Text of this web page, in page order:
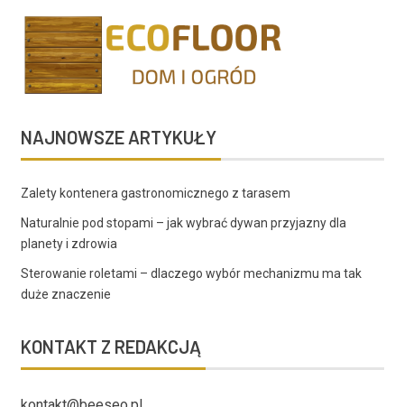
NAJNOWSZE ARTYKUŁY
Zalety kontenera gastronomicznego z tarasem
Naturalnie pod stopami – jak wybrać dywan przyjazny dla
planety i zdrowia
Sterowanie roletami – dlaczego wybór mechanizmu ma tak
duże znaczenie
KONTAKT Z REDAKCJĄ